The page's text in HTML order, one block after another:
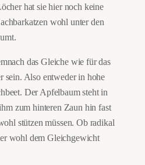
hat sie hier noch keine
wohl unter den
das Gleiche wie für das
sein. Also entweder in hohe
Der Apfelbaum steht in
zum hinteren Zaun hin fast
stützen müssen. Ob radikal
wohl dem Gleichgewicht